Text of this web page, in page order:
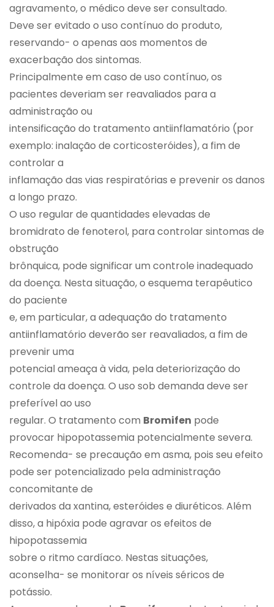
agravamento, o médico deve ser consultado.
Deve ser evitado o uso contínuo do produto,
reservando- o apenas aos momentos de
exacerbação dos sintomas.
Principalmente em caso de uso contínuo, os
pacientes deveriam ser reavaliados para a
administração ou
intensificação do tratamento antiinflamatório (por
exemplo: inalação de corticosteróides), a fim de
controlar a
inflamação das vias respiratórias e prevenir os danos
a longo prazo.
O uso regular de quantidades elevadas de
bromidrato de fenoterol, para controlar sintomas de
obstrução
brônquica, pode significar um controle inadequado
da doença. Nesta situação, o esquema terapêutico
do paciente
e, em particular, a adequação do tratamento
antiinflamatório deverão ser reavaliados, a fim de
prevenir uma
potencial ameaça à vida, pela deteriorização do
controle da doença. O uso sob demanda deve ser
preferível ao uso
regular. O tratamento com Bromifen pode
provocar hipopotassemia potencialmente severa.
Recomenda- se precaução em asma, pois seu efeito
pode ser potencializado pela administração
concomitante de
derivados da xantina, esteróides e diuréticos. Além
disso, a hipóxia pode agravar os efeitos de
hipopotassemia
sobre o ritmo cardíaco. Nestas situações,
aconselha- se monitorar os níveis séricos de
potássio.